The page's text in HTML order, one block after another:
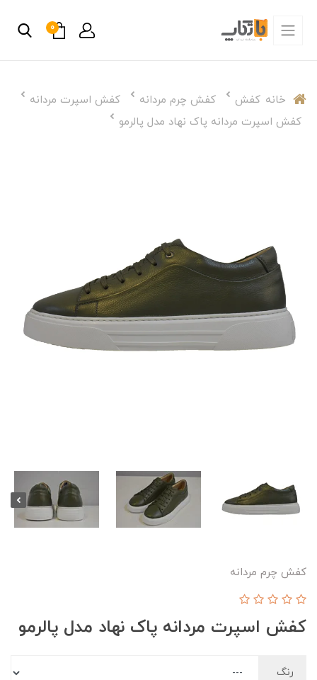
0
خانه کفش کفش چرم مردانه
کفش اسپرت مردانه
کفش اسپرت مردانه پاک نهاد مدل پالرمو
کفش چرم مردانه
کفش اسپرت مردانه پاک نهاد مدل پالرمو
رنگ